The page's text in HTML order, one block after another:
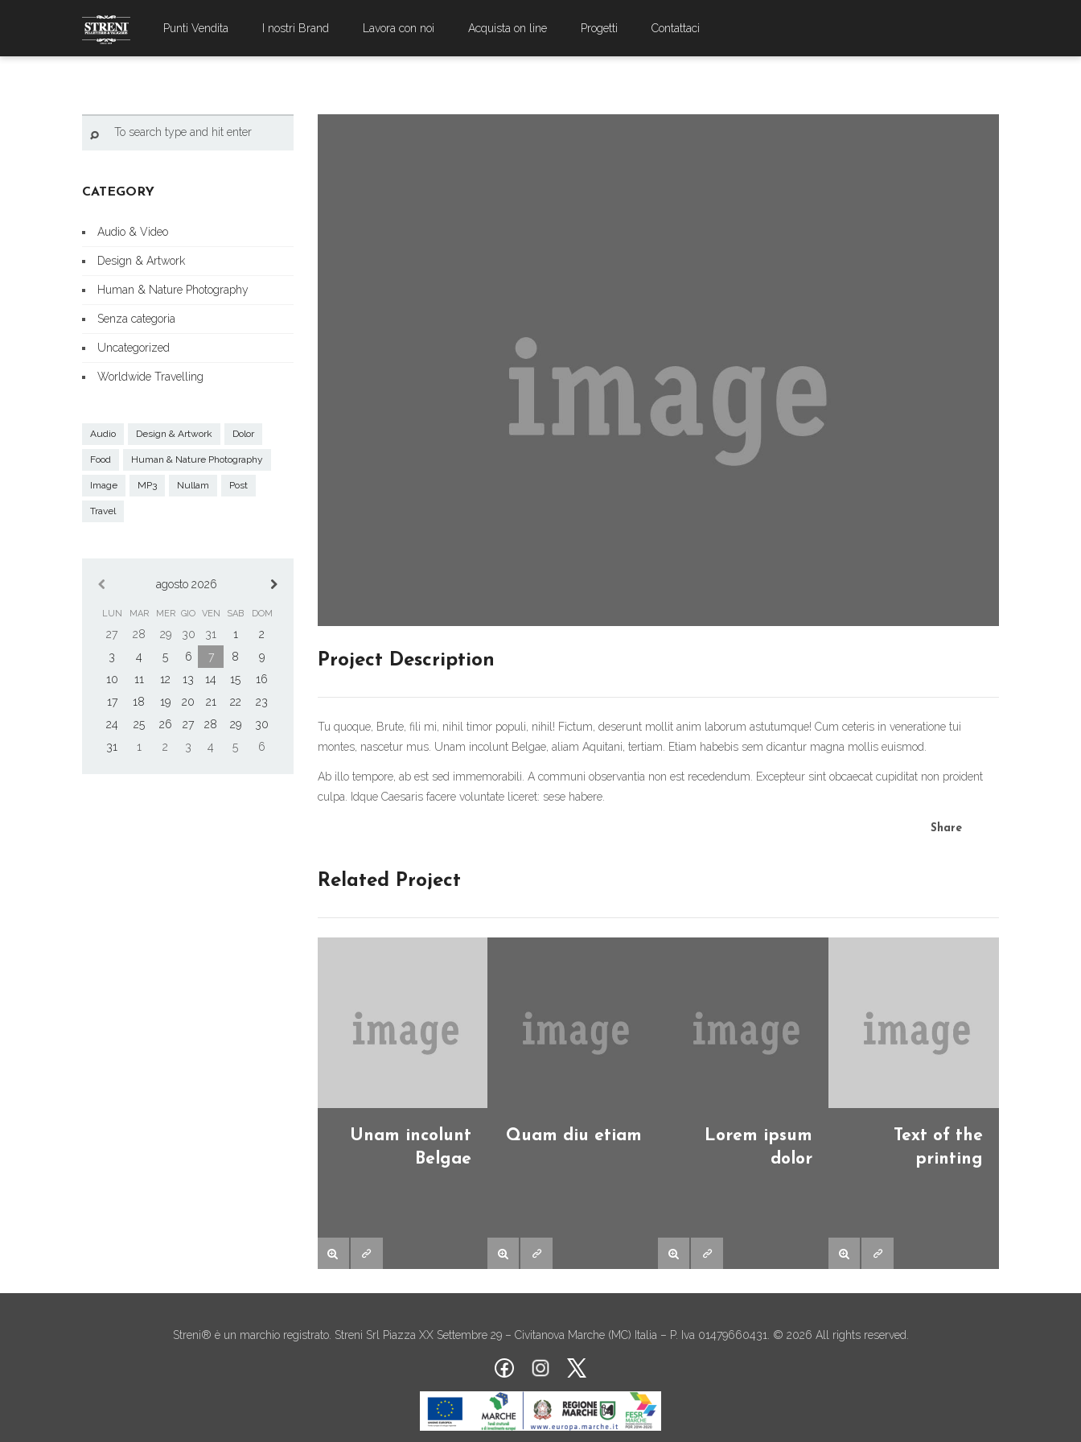
Punti Vendita I nostri Brand Lavora con noi Acquista on line Progetti Contattaci
Project Description
Tu quoque, Brute, fili mi, nihil timor populi, nihil! Fictum, deserunt mollit anim laborum astutumque! Cum ceteris in veneratione tui
montes, nascetur mus. Unam incolunt Belgae, aliam Aquitani, tertiam. Etiam habebis sem dicantur magna mollis euismod.
Ab illo tempore, ab est sed immemorabili. A communi observantia non est recedendum. Excepteur sint obcaecat cupiditat non proident
culpa. Idque Caesaris facere voluntate liceret: sese habere.
Share
Related Project
Unam incolunt
Belgae
Quam diu etiam
Lorem ipsum
dolor
Text of the
printing
CATEGORY
Audio & Video
Design & Artwork
Human & Nature Photography
Senza categoria
Uncategorized
Worldwide Travelling
Audio Design & Artwork Dolor
Food Human & Nature Photography
Image MP3 Nullam Post
Travel
agosto 2026
LUN MAR MER GIO VEN SAB DOM
27 28 29 30 31 1
2
3
4 5 6 7 8
9
10
11 12 13 14 15
16
17
18 19 20 21 22
23
24
25 26 27 28 29
30
31
1 2 3 4 5 6
Streni® è un marchio registrato. Streni Srl Piazza XX Settembre 29 – Civitanova Marche (MC) Italia – P. Iva 01479660431. © 2026 All rights reserved.